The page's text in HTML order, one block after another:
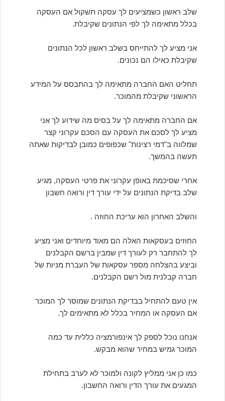
שלב ראשון כשמציעים לך עסקה תשקול אם העסקה
בכלל מתאימה לך לפי הנתונים שקיבלת.
אני מציע לך להתייחס בשלב ראשון לכל הנתונים
שקיבלת כאילו הם נכונים.
תחליט האם החברה מתאימה לך בהתבסס על המידע
הראשוני שקיבלת מהמוכר.
אם החברה מתאימה לך על בסיס מה שידוע לך אני
מציע לך לסכם את העסקה עם הסכם עקרוני קצר
שמלווה ב"דמי רצינות" שכפופים כמובן לבדיקות שאתה
תעשה בהמשך.
אחרי שסיכמת באופן עקרוני את פרטי העסקה, מגיע
שלב בדיקת הנתונים על ידי עורך דין ורואה חשבון
והשלב האחרון הוא עריכת החוזה .
החוזים בעסקאות האלה הם מאוד מיוחדים ואני מציע
לך להתחבר רק לעורך דין שמבין ברשם הקבלנים
וביצע בהצלחה מספר עסקאות של העברת מניות של
חברה קבלנית מול רשם הקבלנים.
אין טעם להתחיל בבדיקת הנתונים שמוסר לך המוכר
אם העסקה או המחיר בכלל לא מתאימים לך.
אנחנו נוכל לספק לך אינפורמציה כללית עד כמה
המוכר גמיש במחיר שהוא מבקש.
כמו כן אני ממליץ לקונה ולמוכר לא לערב בתחילת
המגעים את עורך הדין ורואה החשבון.